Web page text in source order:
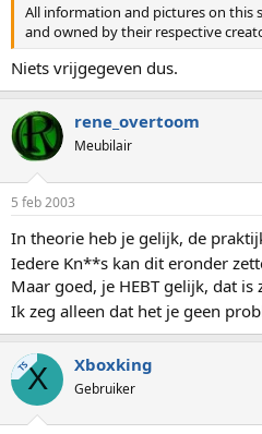
All information and pictures on this
and owned by their respective
Niets vrijgegeven dus.
rene_overtoom
Meubilair
5 feb 2003
In theorie heb je gelijk, de
Iedere Kn**s kan dit eronder
Maar goed, je HEBT gelijk, dat is
Ik zeg alleen dat het je geen
TSX Xboxking
Gebruiker